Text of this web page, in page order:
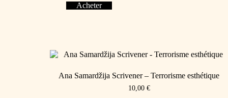
Acheter
Ana Samardžija Scrivener – Terrorisme esthétique
10,00 €